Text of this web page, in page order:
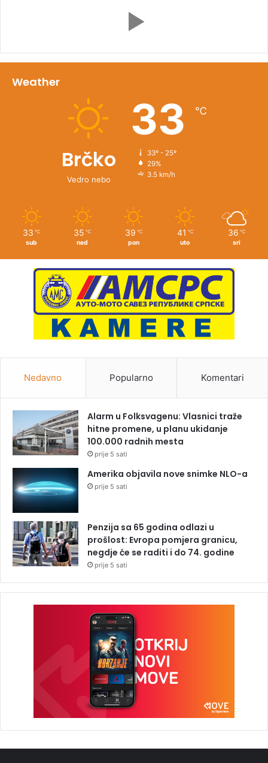
Weather
Brčko
Vedro nebo
33 ℃
33º - 25º
29%
3.5 km/h
33 ℃
sub
35 ℃
ned
39 ℃
pon
41 ℃
uto
36 ℃
sri
Nedavno Popularno Komentari
Alarm u Folksvagenu: Vlasnici traže
hitne promene, u planu ukidanje
100.000 radnih mesta
prije 5 sati
Amerika objavila nove snimke NLO-a
prije 5 sati
Penzija sa 65 godina odlazi u
prošlost: Evropa pomjera granicu,
negdje će se raditi i do 74. godine
prije 5 sati